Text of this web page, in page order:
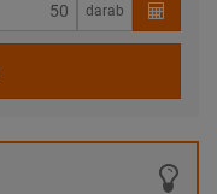
darab